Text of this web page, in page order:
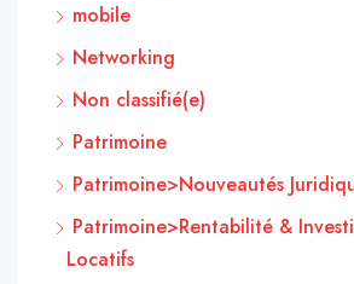
mobile
Networking
Non classifié(e)
Patrimoine
Patrimoine>Nouveautés
Patrimoine>Rentabilité &
Locatifs